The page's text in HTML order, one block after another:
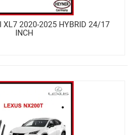
XL7 2020-2025 HYBRID 24/17
INCH